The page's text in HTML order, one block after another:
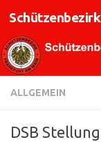
Zum Inhalt
ALLGEMEIN
DSB